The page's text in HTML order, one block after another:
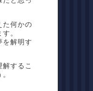
た何かの
。
を解明す
するこ